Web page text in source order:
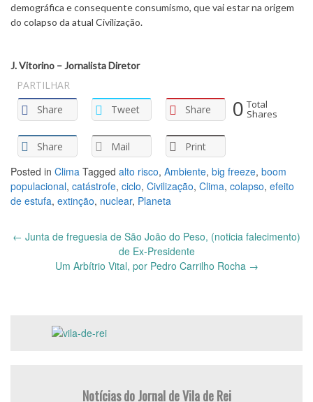
demográfica e consequente consumismo, que vai estar na origem
do colapso da atual Civilização.
J.Vitorino – Jornalista Diretor
PARTILHAR
Share
Tweet Share
Share Mail Print
0 Total
Shares
Posted in Clima Tagged alto risco, Ambiente, big freeze, boom
populacional, catástrofe, ciclo, Civilização, Clima, colapso, efeito
de estufa, extinção, nuclear, Planeta
Post
← Junta de freguesia de São João do Peso, (noticia falecimento)
de Ex-Presidente
Um Arbítrio Vital, por Pedro Carrilho Rocha →
Notícias do Jornal de Vila de Rei